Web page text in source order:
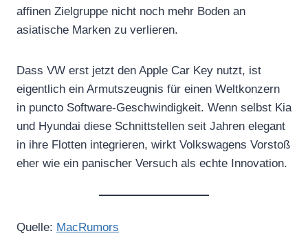
affinen Zielgruppe nicht noch mehr Boden an
asiatische Marken zu verlieren.
Dass VW erst jetzt den Apple Car Key nutzt, ist
eigentlich ein Armutszeugnis für einen Weltkonzern
in puncto Software-Geschwindigkeit. Wenn selbst Kia
und Hyundai diese Schnittstellen seit Jahren elegant
in ihre Flotten integrieren, wirkt Volkswagens Vorstoß
eher wie ein panischer Versuch als echte Innovation.
Quelle: MacRumors